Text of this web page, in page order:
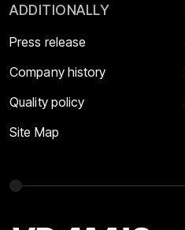
ADDITIONALLY
Press release
Company history
Quality policy
Site Map